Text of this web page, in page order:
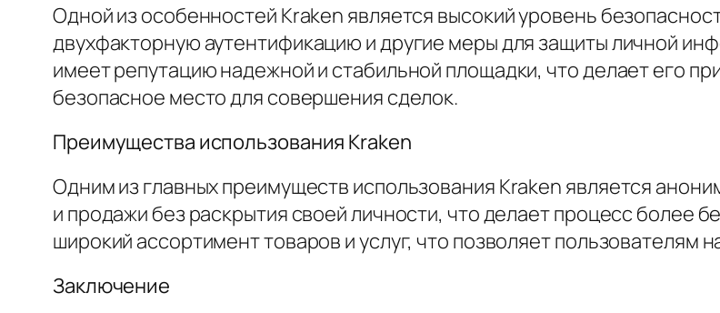
Одной из особенностей Kraken является высокий уровень
двухфакторную аутентификацию и другие меры для защиты личной
имеет репутацию надежной и стабильной площадки, что делает его
безопасное место для совершения сделок.
Преимущества использования Kraken
Одним из главных преимуществ использования Kraken является
и продажи без раскрытия своей личности, что делает процесс более
широкий ассортимент товаров и услуг, что позволяет пользователям
Заключение